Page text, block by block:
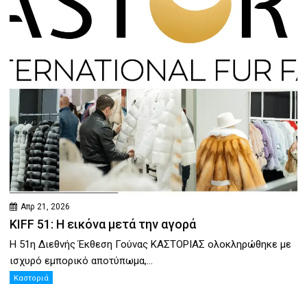
Απρ 21, 2026
KIFF 51: Η εικόνα μετά την αγορά
Η 51η Διεθνής Έκθεση Γούνας ΚΑΣΤΟΡΙΑΣ ολοκληρώθηκε με
ισχυρό εμπορικό αποτύπωμα,...
Καστοριά